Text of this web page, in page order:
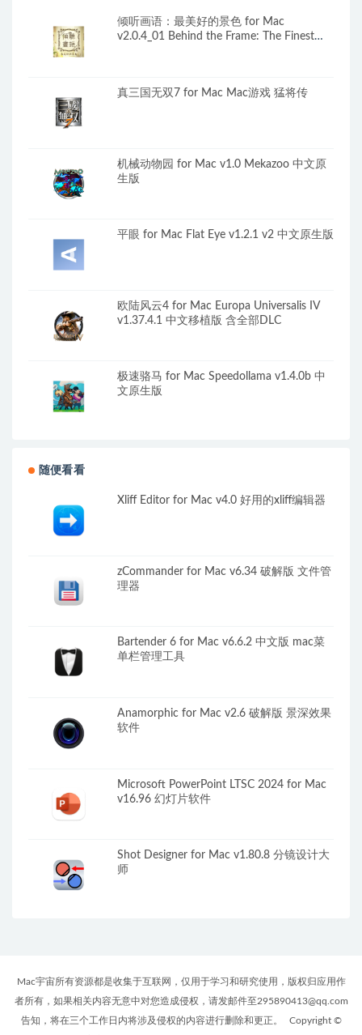
倾听画语：最美好的景色 for Mac
v2.0.4_01 Behind the Frame: The Finest
真三国无双7 for Mac Mac游戏 猛将传
机械动物园 for Mac v1.0 Mekazoo 中文原
生版
平眼 for Mac Flat Eye v1.2.1 v2 中文原生版
欧陆风云4 for Mac Europa Universalis IV
v1.37.4.1 中文移植版 含全部DLC
极速骆马 for Mac Speedollama v1.4.0b 中
文原生版
随便看看
Xliff Editor for Mac v4.0 好用的xliff编辑器
zCommander for Mac v6.34 破解版 文件管
理器
Bartender 6 for Mac v6.6.2 中文版 mac菜
单栏管理工具
Anamorphic for Mac v2.6 破解版 景深效果
软件
Microsoft PowerPoint LTSC 2024 for Mac
v16.96 幻灯片软件
Shot Designer for Mac v1.80.8 分镜设计大
师
Mac宇宙所有资源都是收集于互联网，仅用于学习和研究使用，版权归应用作
者所有，如果相关内容无意中对您造成侵权，请发邮件至295890413@qq.com
告知，将在三个工作日内将涉及侵权的内容进行删除和更正。
Copyright ©